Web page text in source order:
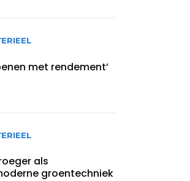
met rendement’
als
groentechniek